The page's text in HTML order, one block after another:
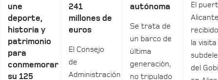
une
deporte,
historia y
patrimonio
para
conmemorar
su 125
241
millones de
euros
El Consejo
de
Administración
autónoma
Se trata de
un barco de
última
generación,
no tripulado
El
la
del